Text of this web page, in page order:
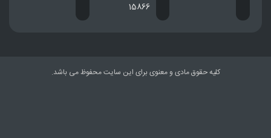
15866
کلیه حقوق مادی و معنوی برای این سایت محفوظ می باشد.